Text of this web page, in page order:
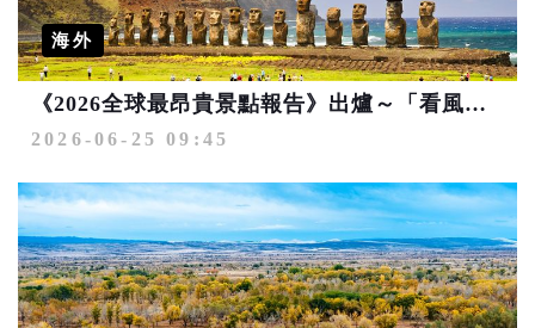
海外
《2026全球最昂貴景點報告》出爐～「看風景」愈來愈貴！世界級美景門票最高突破3千元
2026-06-25 09:45